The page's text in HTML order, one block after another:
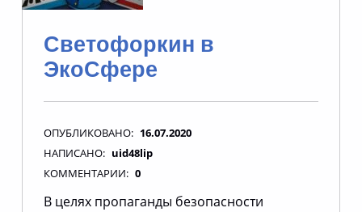
Светофоркин в
ЭкоСфере
ОПУБЛИКОВАНО: 16.07.2020
НАПИСАНО: uid48lip
КОММЕНТАРИИ: 0
В целях пропаганды безопасности